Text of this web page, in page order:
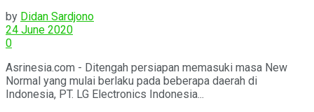
by Didan Sardjono
24 June 2020
0
Asrinesia.com - Ditengah persiapan memasuki masa New
Normal yang mulai berlaku pada beberapa daerah di
Indonesia, PT. LG Electronics Indonesia...